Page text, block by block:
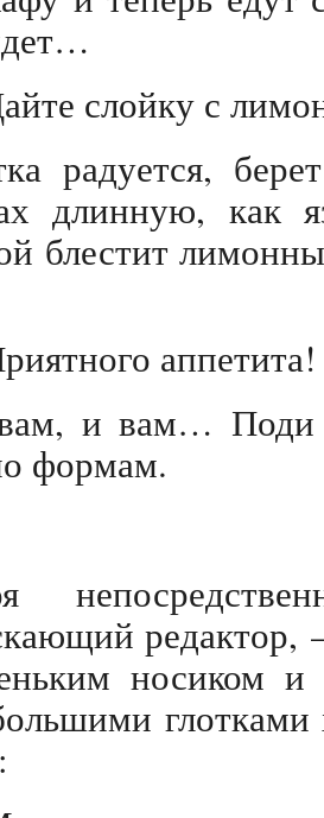
слойку с
радуется,
длинную, как
блестит
аппетита!
и вам… Поди
формам.
редактор,
носиком